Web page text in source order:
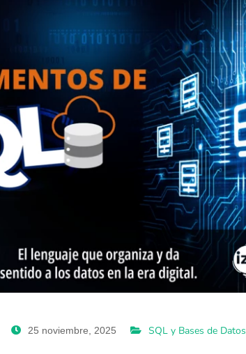
25 noviembre, 2025 SQL y Bases de Datos